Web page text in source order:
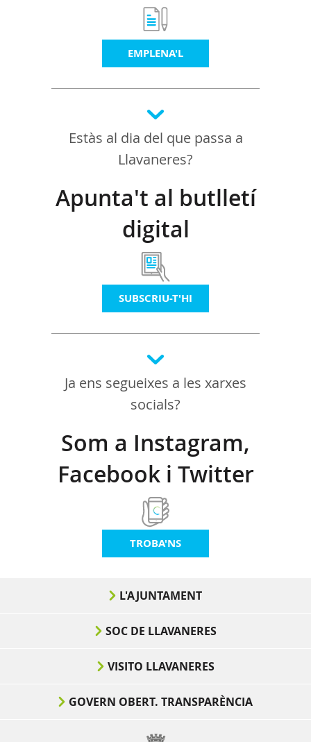
EMPLENA'L
Estàs al dia del que passa a
Llavaneres?
Apunta't al butlletí
digital
SUBSCRIU-T'HI
Ja ens segueixes a les xarxes
socials?
Som a Instagram,
Facebook i Twitter
TROBA'NS
L'AJUNTAMENT
SOC DE LLAVANERES
VISITO LLAVANERES
GOVERN OBERT. TRANSPARÈNCIA